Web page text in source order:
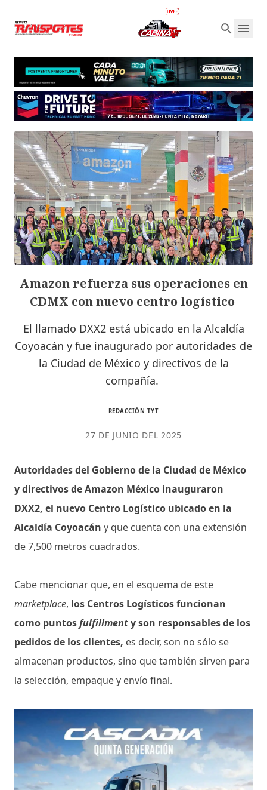
Amazon refuerza sus operaciones en
CDMX con nuevo centro logístico
El llamado DXX2 está ubicado en la Alcaldía
Coyoacán y fue inaugurado por autoridades de
la Ciudad de México y directivos de la
compañía.
REDACCIÓN TYT
27 DE JUNIO DEL 2025
Autoridades del Gobierno de la Ciudad de México
y directivos de Amazon México inauguraron
DXX2, el nuevo Centro Logístico ubicado en la
Alcaldía Coyoacán y que cuenta con una extensión
de 7,500 metros cuadrados.
Cabe mencionar que, en el esquema de este
marketplace, los Centros Logísticos funcionan
como puntosfulfillmenty son responsables de los
pedidos de los clientes, es decir, son no sólo se
almacenan productos, sino que también sirven para
la selección, empaque y envío final.